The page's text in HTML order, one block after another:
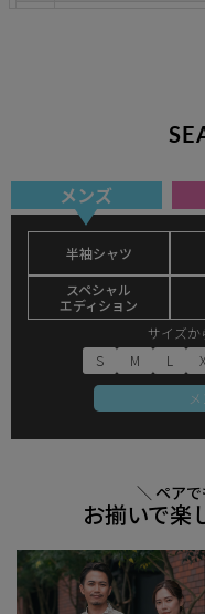
メンズ
半袖シャツ
スペシャル
エディション
サイズか
S
M L
＼ ペア
お揃いで楽